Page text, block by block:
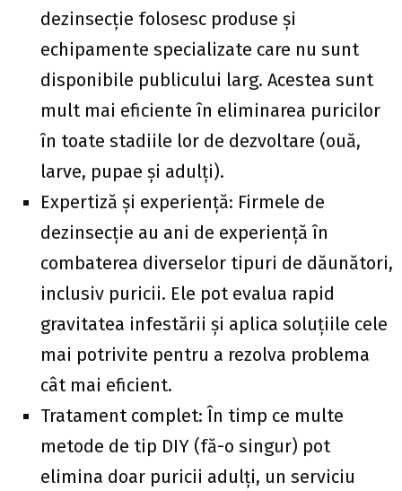
dezinsecție folosesc produse și
echipamente specializate care nu sunt
disponibile publicului larg. Acestea sunt
mult mai eficiente în eliminarea puricilor
în toate stadiile lor de dezvoltare (ouă,
larve, pupae și adulți).
Expertiză și experiență: Firmele de
dezinsecție au ani de experiență în
combaterea diverselor tipuri de dăunători,
inclusiv puricii. Ele pot evalua rapid
gravitatea infestării și aplica soluțiile cele
mai potrivite pentru a rezolva problema
cât mai eficient.
Tratament complet: În timp ce multe
metode de tip DIY (fă-o singur) pot
elimina doar puricii adulți, un serviciu